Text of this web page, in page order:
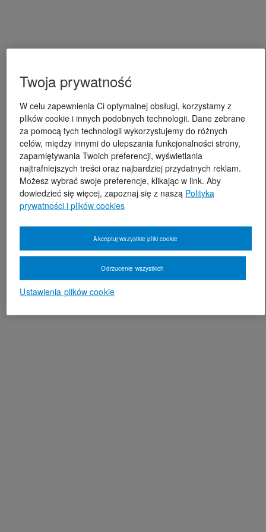
Twoja prywatność
W celu zapewnienia Ci optymalnej obsługi, korzystamy z
plików cookie i innych podobnych technologii. Dane zebrane
za pomocą tych technologii wykorzystujemy do różnych
celów, między innymi do ulepszania funkcjonalności strony,
zapamiętywania Twoich preferencji, wyświetlania
najtrafniejszych treści oraz najbardziej przydatnych reklam.
Możesz wybrać swoje preferencje, klikając w link. Aby
dowiedzieć się więcej, zapoznaj się z naszą Polityką
prywatności i plików cookies
Ustawienia plików cookie
Odrzucenie wszystkich
Akceptuj wszystkie pliki cookie